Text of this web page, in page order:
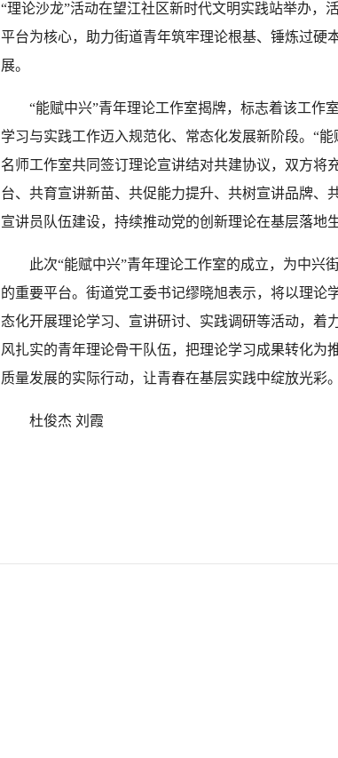
“理论沙龙”活动在望江社区新时代文明实践站举办，
平台为核心，助力街道青年筑牢理论根基、锤炼过硬
展。
“能赋中兴”青年理论工作室揭牌，标志着该工作
学习与实践工作迈入规范化、常态化发展新阶段。“
名师工作室共同签订理论宣讲结对共建协议，双方将
台、共育宣讲新苗、共促能力提升、共树宣讲品牌、
宣讲员队伍建设，持续推动党的创新理论在基层落地
此次“能赋中兴”青年理论工作室的成立，为中兴
的重要平台。街道党工委书记缪晓旭表示，将以理论
态化开展理论学习、宣讲研讨、实践调研等活动，着
风扎实的青年理论骨干队伍，把理论学习成果转化为
质量发展的实际行动，让青春在基层实践中绽放光彩。
杜俊杰 刘霞